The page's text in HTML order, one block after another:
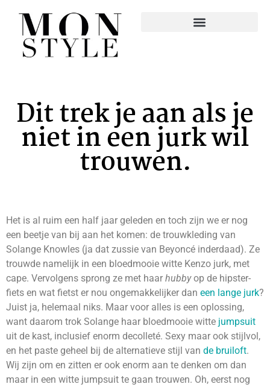
Dit trek je aan als je
niet in een jurk wil
trouwen.
Het is al ruim een half jaar geleden en toch zijn we er nog
een beetje van bij aan het komen: de trouwkleding van
Solange Knowles (ja dat zussie van Beyoncé inderdaad). Ze
trouwde namelijk in een bloedmooie witte Kenzo jurk, met
cape. Vervolgens sprong ze met haar hubbyop de hipster-
fiets en wat fietst er nou ongemakkelijker dan een lange jurk?
Juist ja, helemaal niks. Maar voor alles is een oplossing,
want daarom trok Solange haar bloedmooie witte jumpsuit
uit de kast, inclusief enorm decolleté. Sexy maar ook stijlvol,
en het paste geheel bij de alternatieve stijl van de bruiloft.
Wij zijn om en zitten er ook enorm aan te denken om dan
maar in een witte jumpsuit te gaan trouwen. Oh, eerst nog